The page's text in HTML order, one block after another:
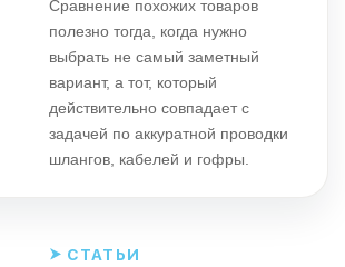
Сравнение похожих товаров
полезно тогда, когда нужно
выбрать не самый заметный
вариант, а тот, который
действительно совпадает с
задачей по аккуратной проводки
шлангов, кабелей и гофры.
СТАТЬИ